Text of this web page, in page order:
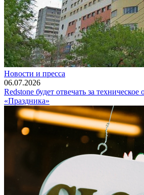
Новости и пресса
06.07.2026
Redstone будет отвечать за
«Праздника»